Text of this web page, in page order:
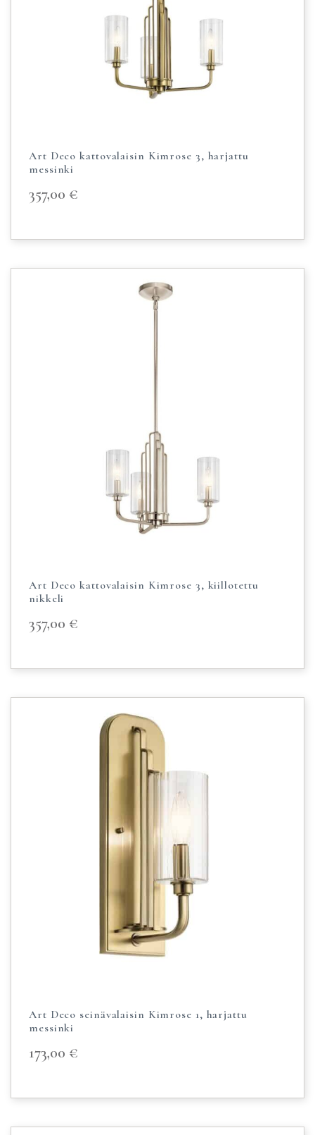
Art Deco kattovalaisin Kimrose 3, harjattu
messinki
357,00 €
Art Deco kattovalaisin Kimrose 3, kiillotettu
nikkeli
357,00 €
Art Deco seinävalaisin Kimrose 1, harjattu
messinki
173,00 €